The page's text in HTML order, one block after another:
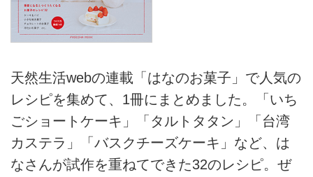
天然生活webの連載「はなのお菓子」で人気の
レシピを集めて、1冊にまとめました。「いち
ごショートケーキ」「タルトタタン」「台湾
カステラ」「バスクチーズケーキ」など、は
なさんが試作を重ねてできた32のレシピ。ぜ